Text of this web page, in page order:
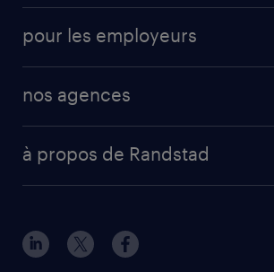
professional
votre lettre de motivation
tout savoir sur l'intérim
pour les employeurs
professional
recherche de personnel
nos agences
Esch-sur-Alzette (rue de Luxembourg)
Strassen
Wiltz
à propos de Randstad
notre histoire
responsabilité